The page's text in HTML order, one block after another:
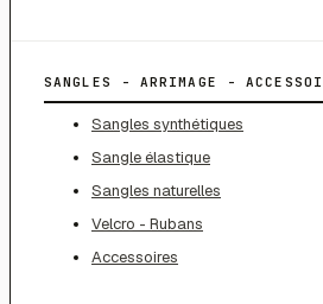
SANGLES - ARRIMAGE -
Sangles synthétiques
Sangle élastique
Sangles naturelles
Velcro - Rubans
Accessoires